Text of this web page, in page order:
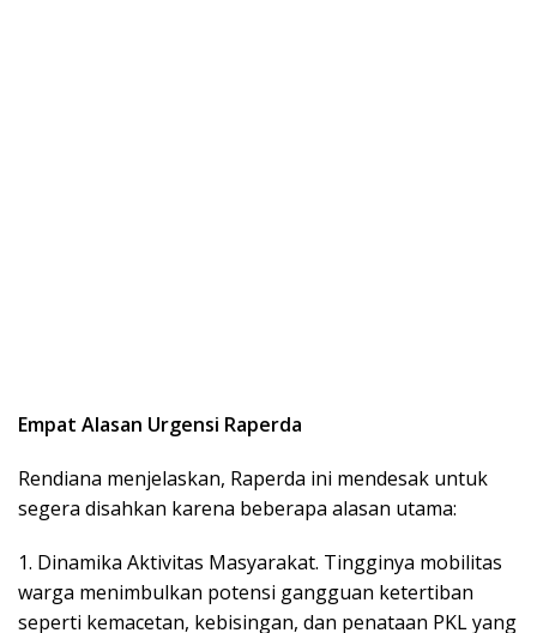
Empat Alasan Urgensi Raperda
Rendiana menjelaskan, Raperda ini mendesak untuk
segera disahkan karena beberapa alasan utama:
1. Dinamika Aktivitas Masyarakat. Tingginya mobilitas
warga menimbulkan potensi gangguan ketertiban
seperti kemacetan, kebisingan, dan penataan PKL yang